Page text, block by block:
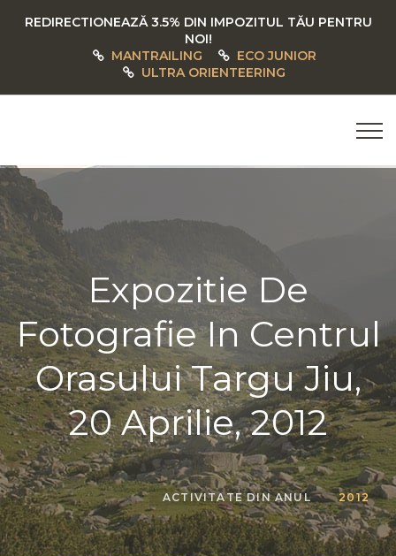
REDIRECTIONEAZĂ 3.5% DIN IMPOZITUL TĂU PENTRU
NOI!
MANTRAILING
ECO JUNIOR
ULTRA ORIENTEERING
Expozitie De
Fotografie In Centrul
Orasului Targu Jiu,
20 Aprilie, 2012
ACTIVITATE DIN ANUL 2012